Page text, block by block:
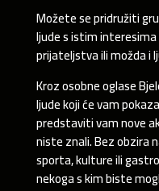
Možete se pridružiti
ljude s istim
prijateljstva ili možda i
Kroz osobne oglase
ljude koji će vam
predstaviti vam nove
niste znali. Bez obzira
sporta, kulture ili
nekoga s kim biste